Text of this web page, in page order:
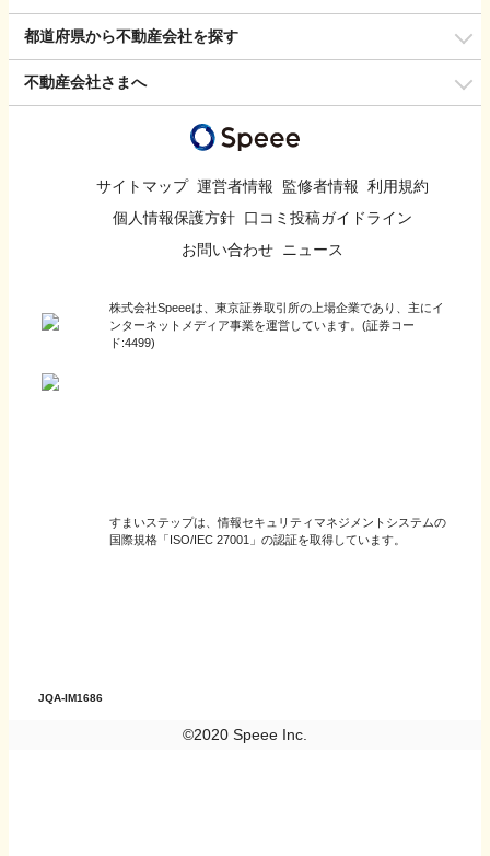
都道府県から不動産会社を探す
不動産会社さまへ
サイトマップ 運営者情報 監修者情報 利用規約
個人情報保護方針 口コミ投稿ガイドライン
お問い合わせ ニュース
株式会社Speeeは、東京証券取引所の上場企業であり、主にイ
ンターネットメディア事業を運営しています。(証券コー
ド:4499)
JQA-IM1686
すまいステップは、情報セキュリティマネジメントシステムの
国際規格「ISO/IEC 27001」の認証を取得しています。
©2020 Speee Inc.